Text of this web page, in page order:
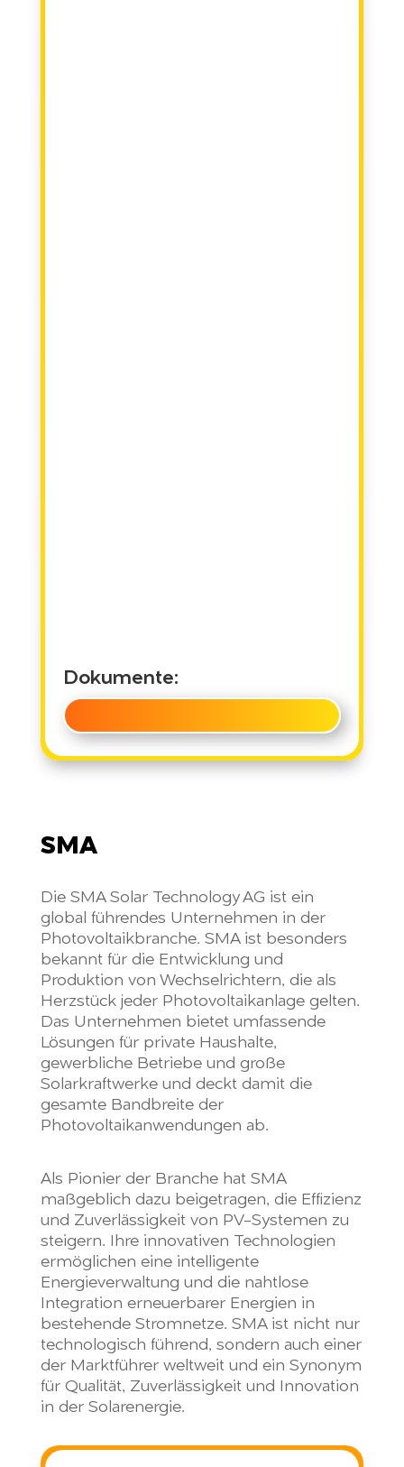
Dokumente:
SMA
Die SMA Solar Technology AG ist ein
global führendes Unternehmen in der
Photovoltaikbranche. SMA ist besonders
bekannt für die Entwicklung und
Produktion von Wechselrichtern, die als
Herzstück jeder Photovoltaikanlage gelten.
Das Unternehmen bietet umfassende
Lösungen für private Haushalte,
gewerbliche Betriebe und große
Solarkraftwerke und deckt damit die
gesamte Bandbreite der
Photovoltaikanwendungen ab.
Als Pionier der Branche hat SMA
maßgeblich dazu beigetragen, die Effizienz
und Zuverlässigkeit von PV-Systemen zu
steigern. Ihre innovativen Technologien
ermöglichen eine intelligente
Energieverwaltung und die nahtlose
Integration erneuerbarer Energien in
bestehende Stromnetze. SMA ist nicht nur
technologisch führend, sondern auch einer
der Marktführer weltweit und ein Synonym
für Qualität, Zuverlässigkeit und Innovation
in der Solarenergie.